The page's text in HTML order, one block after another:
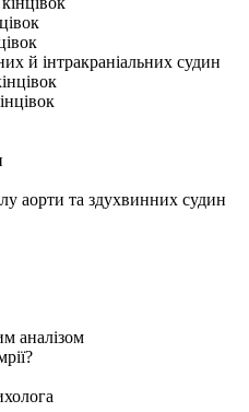
й інтракраніальних судин
аорти та здухвинних судин
аналізом